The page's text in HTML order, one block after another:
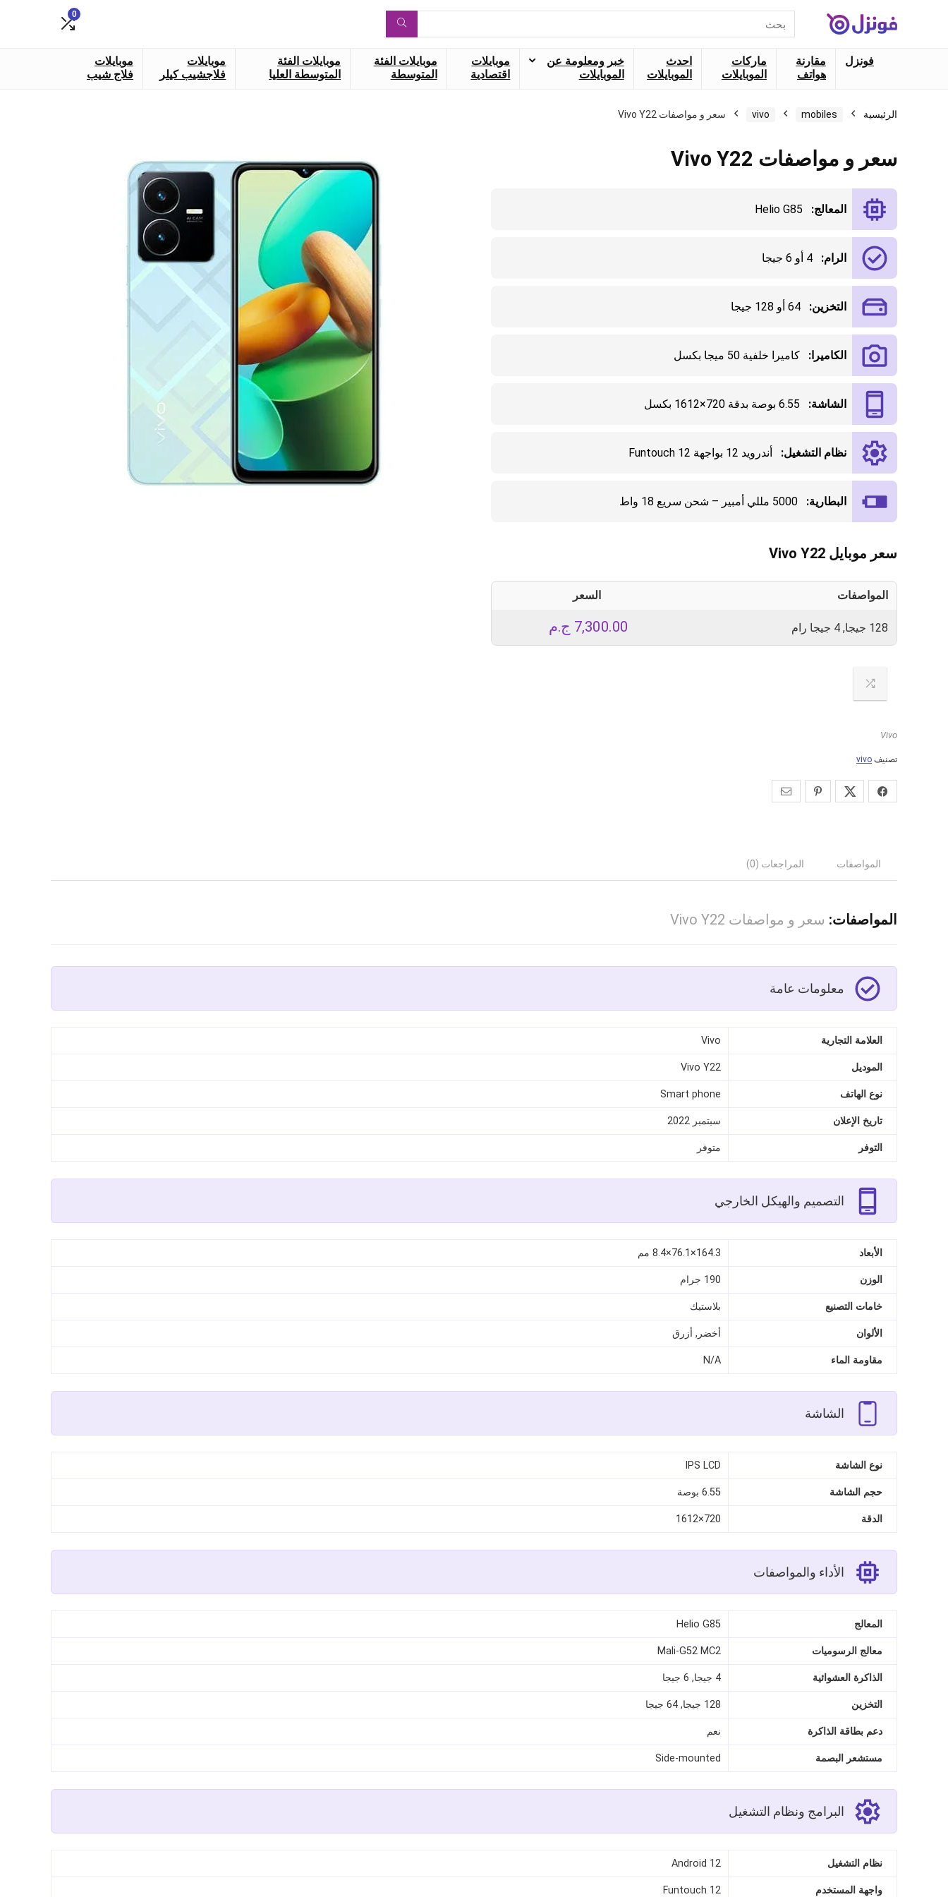
عن:
0
فونزل
مقارنة
هواتف
ماركات
الموبايلات
احدث
الموبايلات
خبر ومعلومة عن
الموبايلات
موبايلات
اقتصادية
موبايلات الفئة
المتوسطة
موبايلات الفئة
المتوسطة العليا
موبايلات
فلاجشيب كيلر
موبايلات
فلاج شيب
الرئيسية mobiles
vivo سعر و مواصفات Vivo Y22
سعر و مواصفات Vivo Y22
المعالج: Helio G85
الرام: 4 أو 6 جيجا
التخزين: 64 أو 128 جيجا
الكاميرا: كاميرا خلفية 50 ميجا بكسل
الشاشة: 6.55 بوصة بدقة 720×1612 بكسل
نظام التشغيل: أندرويد 12 بواجهة Funtouch 12
البطارية: 5000 مللي أمبير – شحن سريع 18 واط
سعر موبايل Vivo Y22
المواصفات السعر
128 جيجا, 4 جيجا رام ج.م 7,300.00
Vivo
تصنيف vivo
المواصفات المراجعات (0)
المواصفات: سعر و مواصفات Vivo Y22
معلومات عامة
العلامة التجارية Vivo
الموديل Vivo Y22
نوع الهاتف Smart phone
تاريخ الإعلان سبتمبر 2022
التوفر متوفر
التصميم والهيكل الخارجي
الأبعاد 164.3×76.1×8.4 مم
الوزن 190 جرام
خامات التصنيع بلاستيك
الألوان أخضر, أزرق
مقاومة الماء N/A
الشاشة
نوع الشاشة IPS LCD
حجم الشاشة 6.55 بوصة
الدقة 720×1612
الأداء والمواصفات
المعالج Helio G85
معالج الرسوميات Mali-G52 MC2
الذاكرة العشوائية 4 جيجا, 6 جيجا
التخزين 128 جيجا, 64 جيجا
دعم بطاقة الذاكرة نعم
مستشعر البصمة Side‑mounted
البرامج ونظام التشغيل
نظام التشغيل Android 12
واجهة المستخدم Funtouch 12